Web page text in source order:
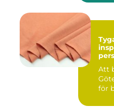
Att
för